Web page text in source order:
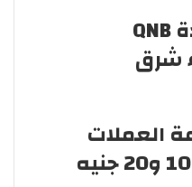
تمويل ضخم بقيادة QNB
شرق
العملات